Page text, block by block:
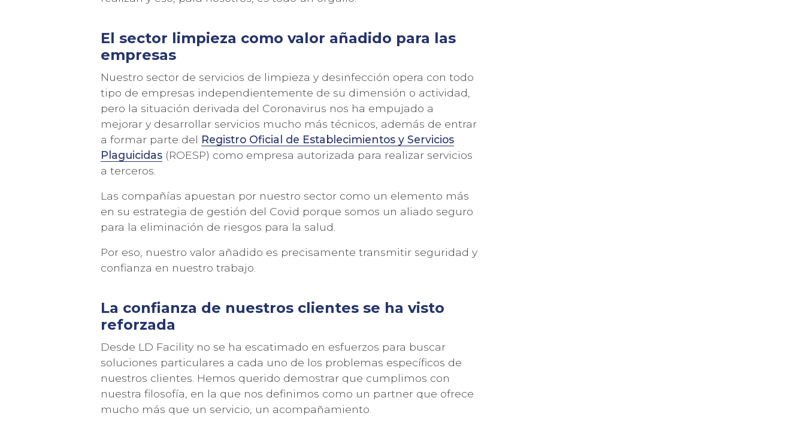
El sector limpieza como valor añadido para las
empresas
Nuestro sector de servicios de limpieza y desinfección opera con todo
tipo de empresas independientemente de su dimensión o actividad,
pero la situación derivada del Coronavirus nos ha empujado a
mejorar y desarrollar servicios mucho más técnicos, además de entrar
a formar parte del Registro Oficial de Establecimientos y Servicios
Plaguicidas (ROESP) como empresa autorizada para realizar servicios
a terceros.
Las compañías apuestan por nuestro sector como un elemento más
en su estrategia de gestión del Covid porque somos un aliado seguro
para la eliminación de riesgos para la salud.
Por eso, nuestro valor añadido es precisamente transmitir seguridad y
confianza en nuestro trabajo.
La confianza de nuestros clientes se ha visto
reforzada
Desde LD Facility no se ha escatimado en esfuerzos para buscar
soluciones particulares a cada uno de los problemas específicos de
nuestros clientes. Hemos querido demostrar que cumplimos con
nuestra filosofía, en la que nos definimos como un partner que ofrece
mucho más que un servicio, un acompañamiento.